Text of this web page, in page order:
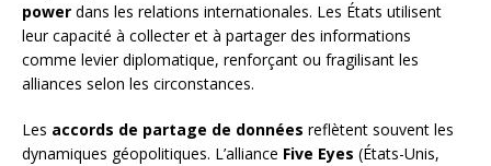
power dans les relations internationales. Les États utilisent
leur capacité à collecter et à partager des informations
comme levier diplomatique, renforçant ou fragilisant les
alliances selon les circonstances.
Les accords de partage de données reflètent souvent les
dynamiques géopolitiques. L’alliance Five Eyes (États-Unis,